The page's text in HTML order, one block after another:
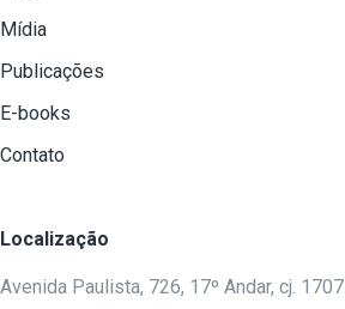
Mídia
Publicações
E-books
Contato
Localização
Avenida Paulista, 726, 17º Andar, cj. 1707